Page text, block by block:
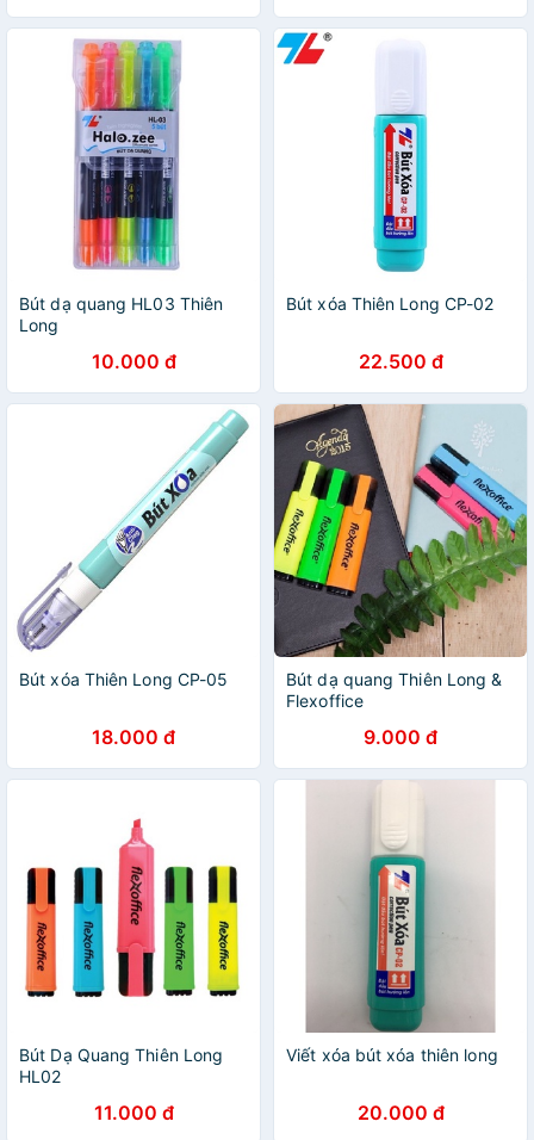
Bút dạ quang HL03 Thiên
Long
10.000 đ
Bút xóa Thiên Long CP-02
22.500 đ
Bút xóa Thiên Long CP-05
18.000 đ
Bút dạ quang Thiên Long &
Flexoffice
9.000 đ
Bút Dạ Quang Thiên Long
HL02
11.000 đ
Viết xóa bút xóa thiên long
20.000 đ